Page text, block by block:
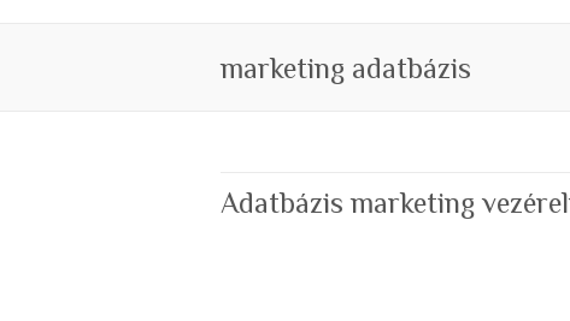
marketing adatbázis
Adatbázis marketing